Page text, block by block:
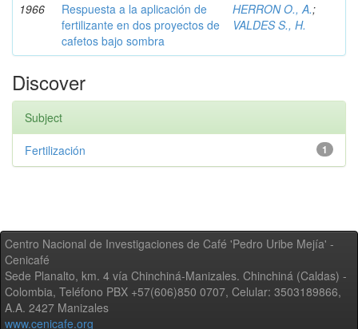
1966
Respuesta a la aplicación de
fertilizante en dos proyectos de
cafetos bajo sombra
HERRON O., A.;
VALDES S., H.
Discover
Subject
1
Fertilización
Centro Nacional de Investigaciones de Café 'Pedro Uribe Mejía' -
Cenicafé
Sede Planalto, km. 4 vía Chinchiná-Manizales. Chinchiná (Caldas) -
Colombia, Teléfono PBX +57(606)850 0707, Celular: 3503189866,
A.A. 2427 Manizales
www.cenicafe.org